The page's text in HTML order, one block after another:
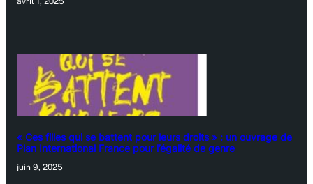
« Ces filles qui se battent pour leurs droits » : un ouvrage de
Plan International France pour l’égalité de genre
juin 9, 2025